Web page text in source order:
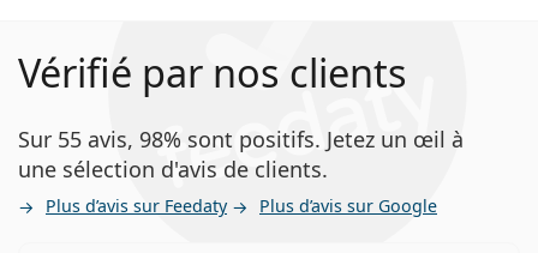
Vérifié par nos clients
Sur 55 avis, 98% sont positifs. Jetez un œil à
une sélection d'avis de clients.
Plus d’avis sur Feedaty Plus d’avis sur Google